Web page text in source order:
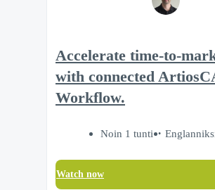
Accelerate
with connected
Workflow.
Noin 1 tunti
Watch now